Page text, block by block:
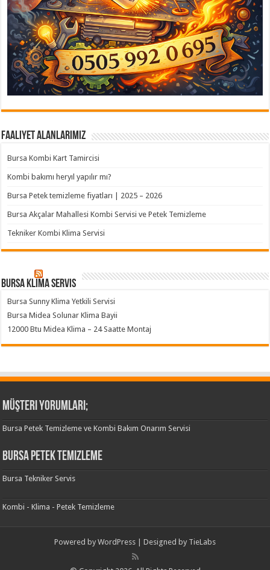
Faaliyet Alanlarımız
Bursa Kombi Kart Tamircisi
Kombi bakımı heryıl yapılır mı?
Bursa Petek temizleme fiyatları | 2025 – 2026
Bursa Akçalar Mahallesi Kombi Servisi ve Petek Temizleme
Tekniker Kombi Klima Servisi
Bursa klima servis
Bursa Sunny Klima Yetkili Servisi
Bursa Midea Solunar Klima Bayii
12000 Btu Midea Klima – 24 Saatte Montaj
Müşteri Yorumları;
Bursa Petek Temizleme ve Kombi Bakım Onarım Servisi
Bursa Petek Temizleme
Bursa Tekniker Servis
Kombi - Klima - Petek Temizleme
Powered by WordPress | Designed by TieLabs